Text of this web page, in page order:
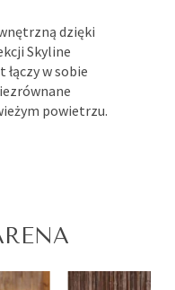
dzięki
Skyline
łączy w sobie
powietrzu.